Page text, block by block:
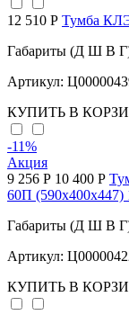
12 510 Р Тумба
Габариты (Д Ш В
Артикул:
КУПИТЬ В
-11%
Акция
9 256 Р 10 400 Р
60П (590х400х447)
Габариты (Д Ш В
Артикул:
КУПИТЬ В